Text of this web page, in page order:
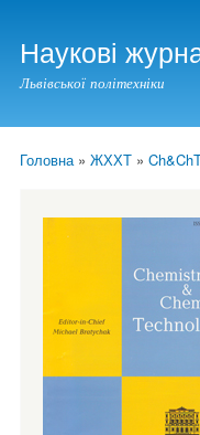
Наукові
Львівської політехніки
Головна» ЖХХТ »